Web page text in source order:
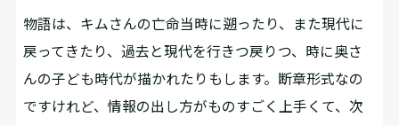
物語は、キムさんの亡命当時に遡ったり、また現代に
戻ってきたり、過去と現代を行きつ戻りつ、時に奥さ
んの子ども時代が描かれたりもします。断章形式なの
ですけれど、情報の出し方がものすごく上手くて、次